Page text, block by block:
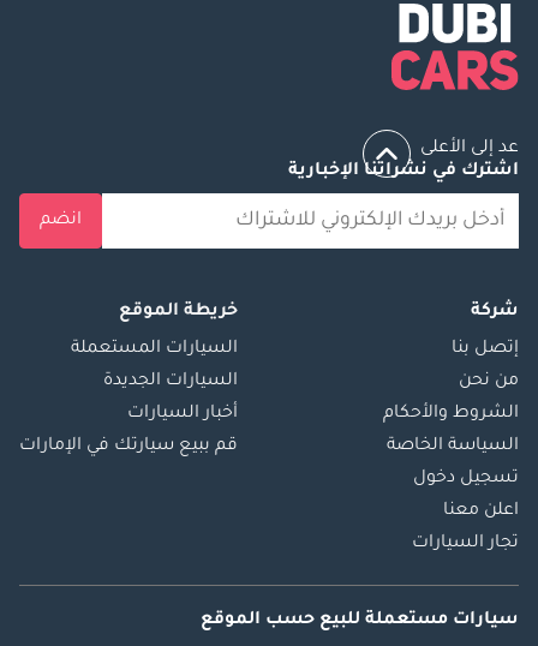
عد إلى الأعلى
اشترك في نشراتنا الإخبارية
انضم
شركة
إتصل بنا
من نحن
الشروط والأحكام
السياسة الخاصة
تسجيل دخول
اعلن معنا
تجار السيارات
خريطة الموقع
السيارات المستعملة
السيارات الجديدة
أخبار السيارات
قم ببيع سيارتك في الإمارات
سيارات مستعملة للبيع حسب الموقع